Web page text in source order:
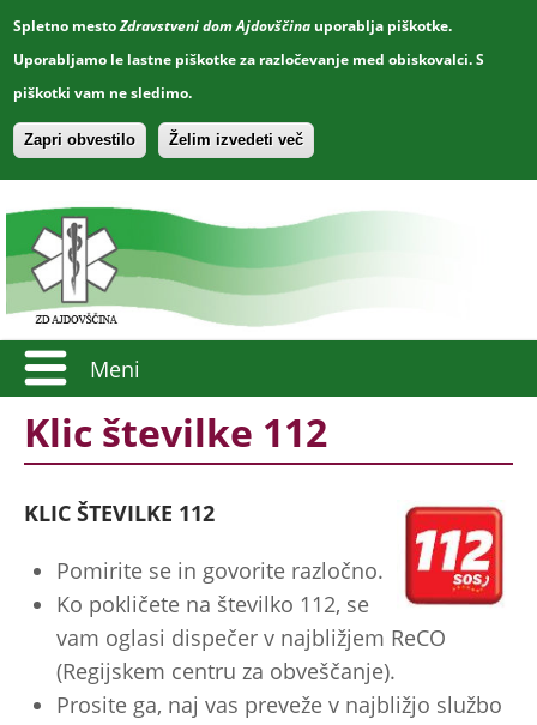
Spletno mestoZdravstveni dom Ajdovščina uporablja piškotke.
Uporabljamo le lastne piškotke za razločevanje med obiskovalci. S
piškotki vam ne sledimo.
Zapri obvestilo Želim izvedeti več
Meni
Klic številke 112
KLIC ŠTEVILKE 112
Pomirite se in govorite razločno.
Ko pokličete na številko 112, se
vam oglasi dispečer v najbližjem ReCO
(Regijskem centru za obveščanje).
Prosite ga, naj vas preveže v najbližjo službo